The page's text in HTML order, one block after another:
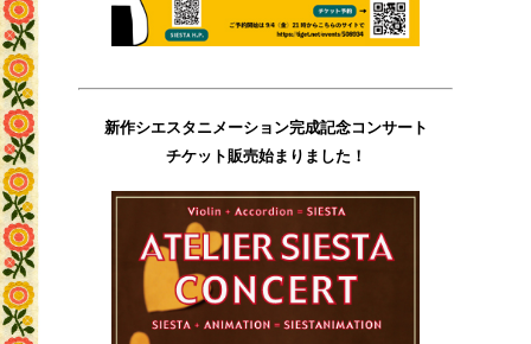
新作シエスタニメーション完成記念コンサート
チケット販売始まりました！